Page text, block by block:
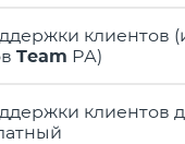
клиентов
Team РА)
клиентов